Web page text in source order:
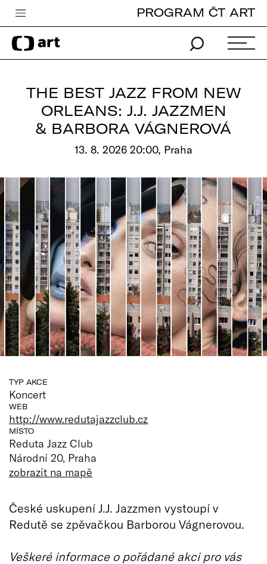
Česká televize
Zpravodajství
iVysílání
TV program
edu
Vše o ČT
PROGRAM ČT ART
THE BEST JAZZ FROM NEW
ORLEANS: J.J. JAZZMEN
& BARBORA VÁGNEROVÁ
13. 8. 2026 20:00, Praha
TYP AKCE
Koncert
WEB
http://www.redutajazzclub.cz
MÍSTO
Reduta Jazz Club
Národní 20, Praha
zobrazit na mapě
České uskupení J.J. Jazzmen vystoupí v
Redutě se zpěvačkou Barborou Vágnerovou.
Veškeré informace o pořádané akci pro vás